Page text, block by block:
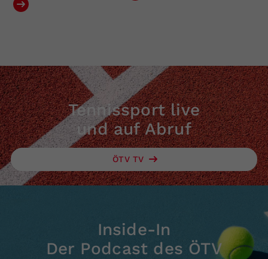
Tennissport live
und auf Abruf
ÖTV TV
Inside-In
Der Podcast des ÖTV